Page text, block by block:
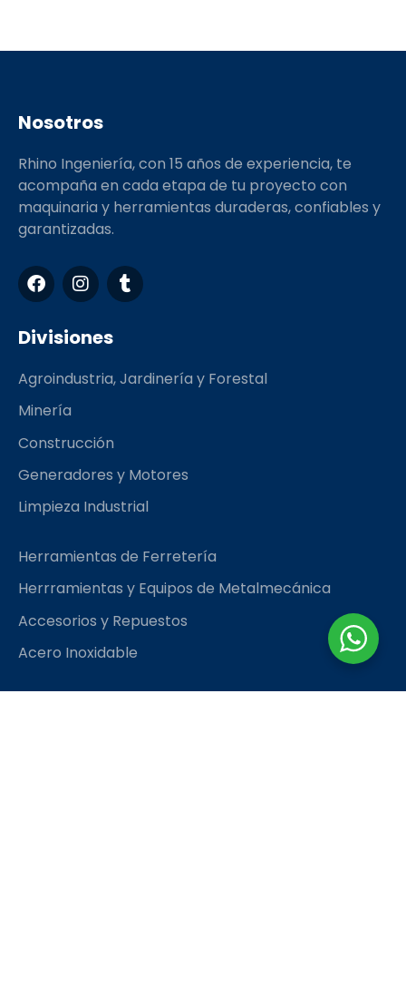
Nosotros
Rhino Ingeniería, con 15 años de experiencia, te
acompaña en cada etapa de tu proyecto con
maquinaria y herramientas duraderas, confiables y
garantizadas.
F
a
c
e
b
o
k
I
n
s
t
a
r
T
u
m
Divisiones
Agroindustria, Jardinería y Forestal
Minería
Construcción
Generadores y Motores
Limpieza Industrial
Herramientas de Ferretería
Herrramientas y Equipos de Metalmecánica
Accesorios y Repuestos
Acero Inoxidable